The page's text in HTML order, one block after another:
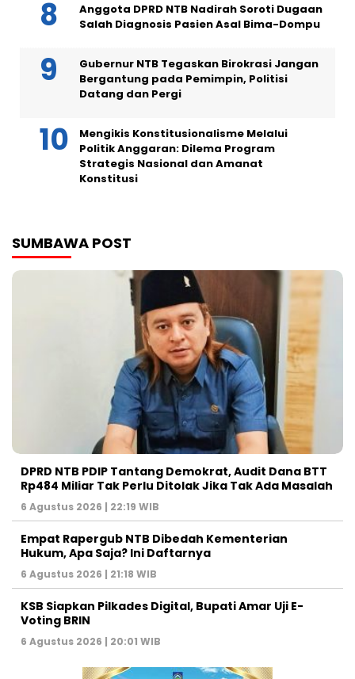
Anggota DPRD NTB Nadirah Soroti Dugaan
Salah Diagnosis Pasien Asal Bima-Dompu
Gubernur NTB Tegaskan Birokrasi Jangan
Bergantung pada Pemimpin, Politisi
Datang dan Pergi
Mengikis Konstitusionalisme Melalui
Politik Anggaran: Dilema Program
Strategis Nasional dan Amanat
Konstitusi
SUMBAWA POST
DPRD NTB PDIP Tantang Demokrat, Audit Dana BTT
Rp484 Miliar Tak Perlu Ditolak Jika Tak Ada Masalah
6 Agustus 2026 | 22:19 WIB
Empat Rapergub NTB Dibedah Kementerian
Hukum, Apa Saja? Ini Daftarnya
6 Agustus 2026 | 21:18 WIB
KSB Siapkan Pilkades Digital, Bupati Amar Uji E-
Voting BRIN
6 Agustus 2026 | 20:01 WIB